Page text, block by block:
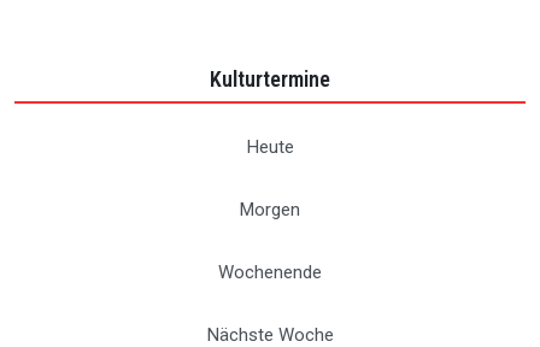
Kulturtermine
Heute
Morgen
Wochenende
Nächste Woche